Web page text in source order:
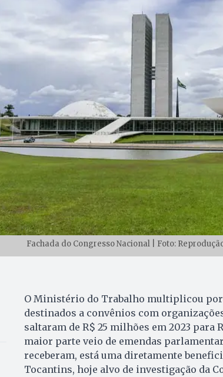
Fachada do Congresso Nacional | Foto:
O Ministério do Trabalho multiplicou
destinados a convênios com
saltaram de R$ 25 milhões em 2023 para
maior parte veio de emendas
receberam, está uma diretamente
Tocantins, hoje alvo de investigação da